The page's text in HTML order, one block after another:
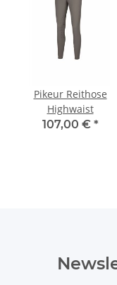
Pikeur Reithose
Highwaist
107,00 € *